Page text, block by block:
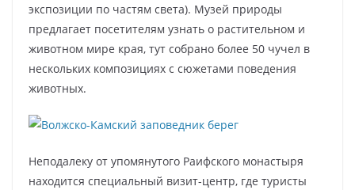
экспозиции по частям света). Музей природы
предлагает посетителям узнать о растительном и
животном мире края, тут собрано более 50 чучел в
нескольких композициях с сюжетами поведения
животных.
Неподалеку от упомянутого Раифского монастыря
находится специальный визит-центр, где туристы